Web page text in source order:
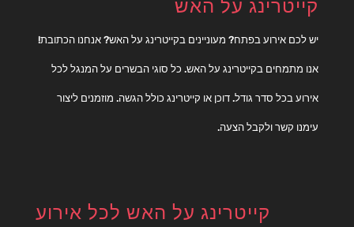
קייטרינג על האש
יש לכם אירוע בפתח? מעוניינים בקייטרינג על האש? אנחנו הכתובת!
אנו מתמחים בקייטרינג על האש. כל סוגי הבשרים על המנגל לכל
אירוע בכל סדר גודל. דוכן או קייטרינג כולל הגשה. מוזמנים ליצור
עימנו קשר ולקבל הצעה.
קייטרינג על האש לכל אירוע